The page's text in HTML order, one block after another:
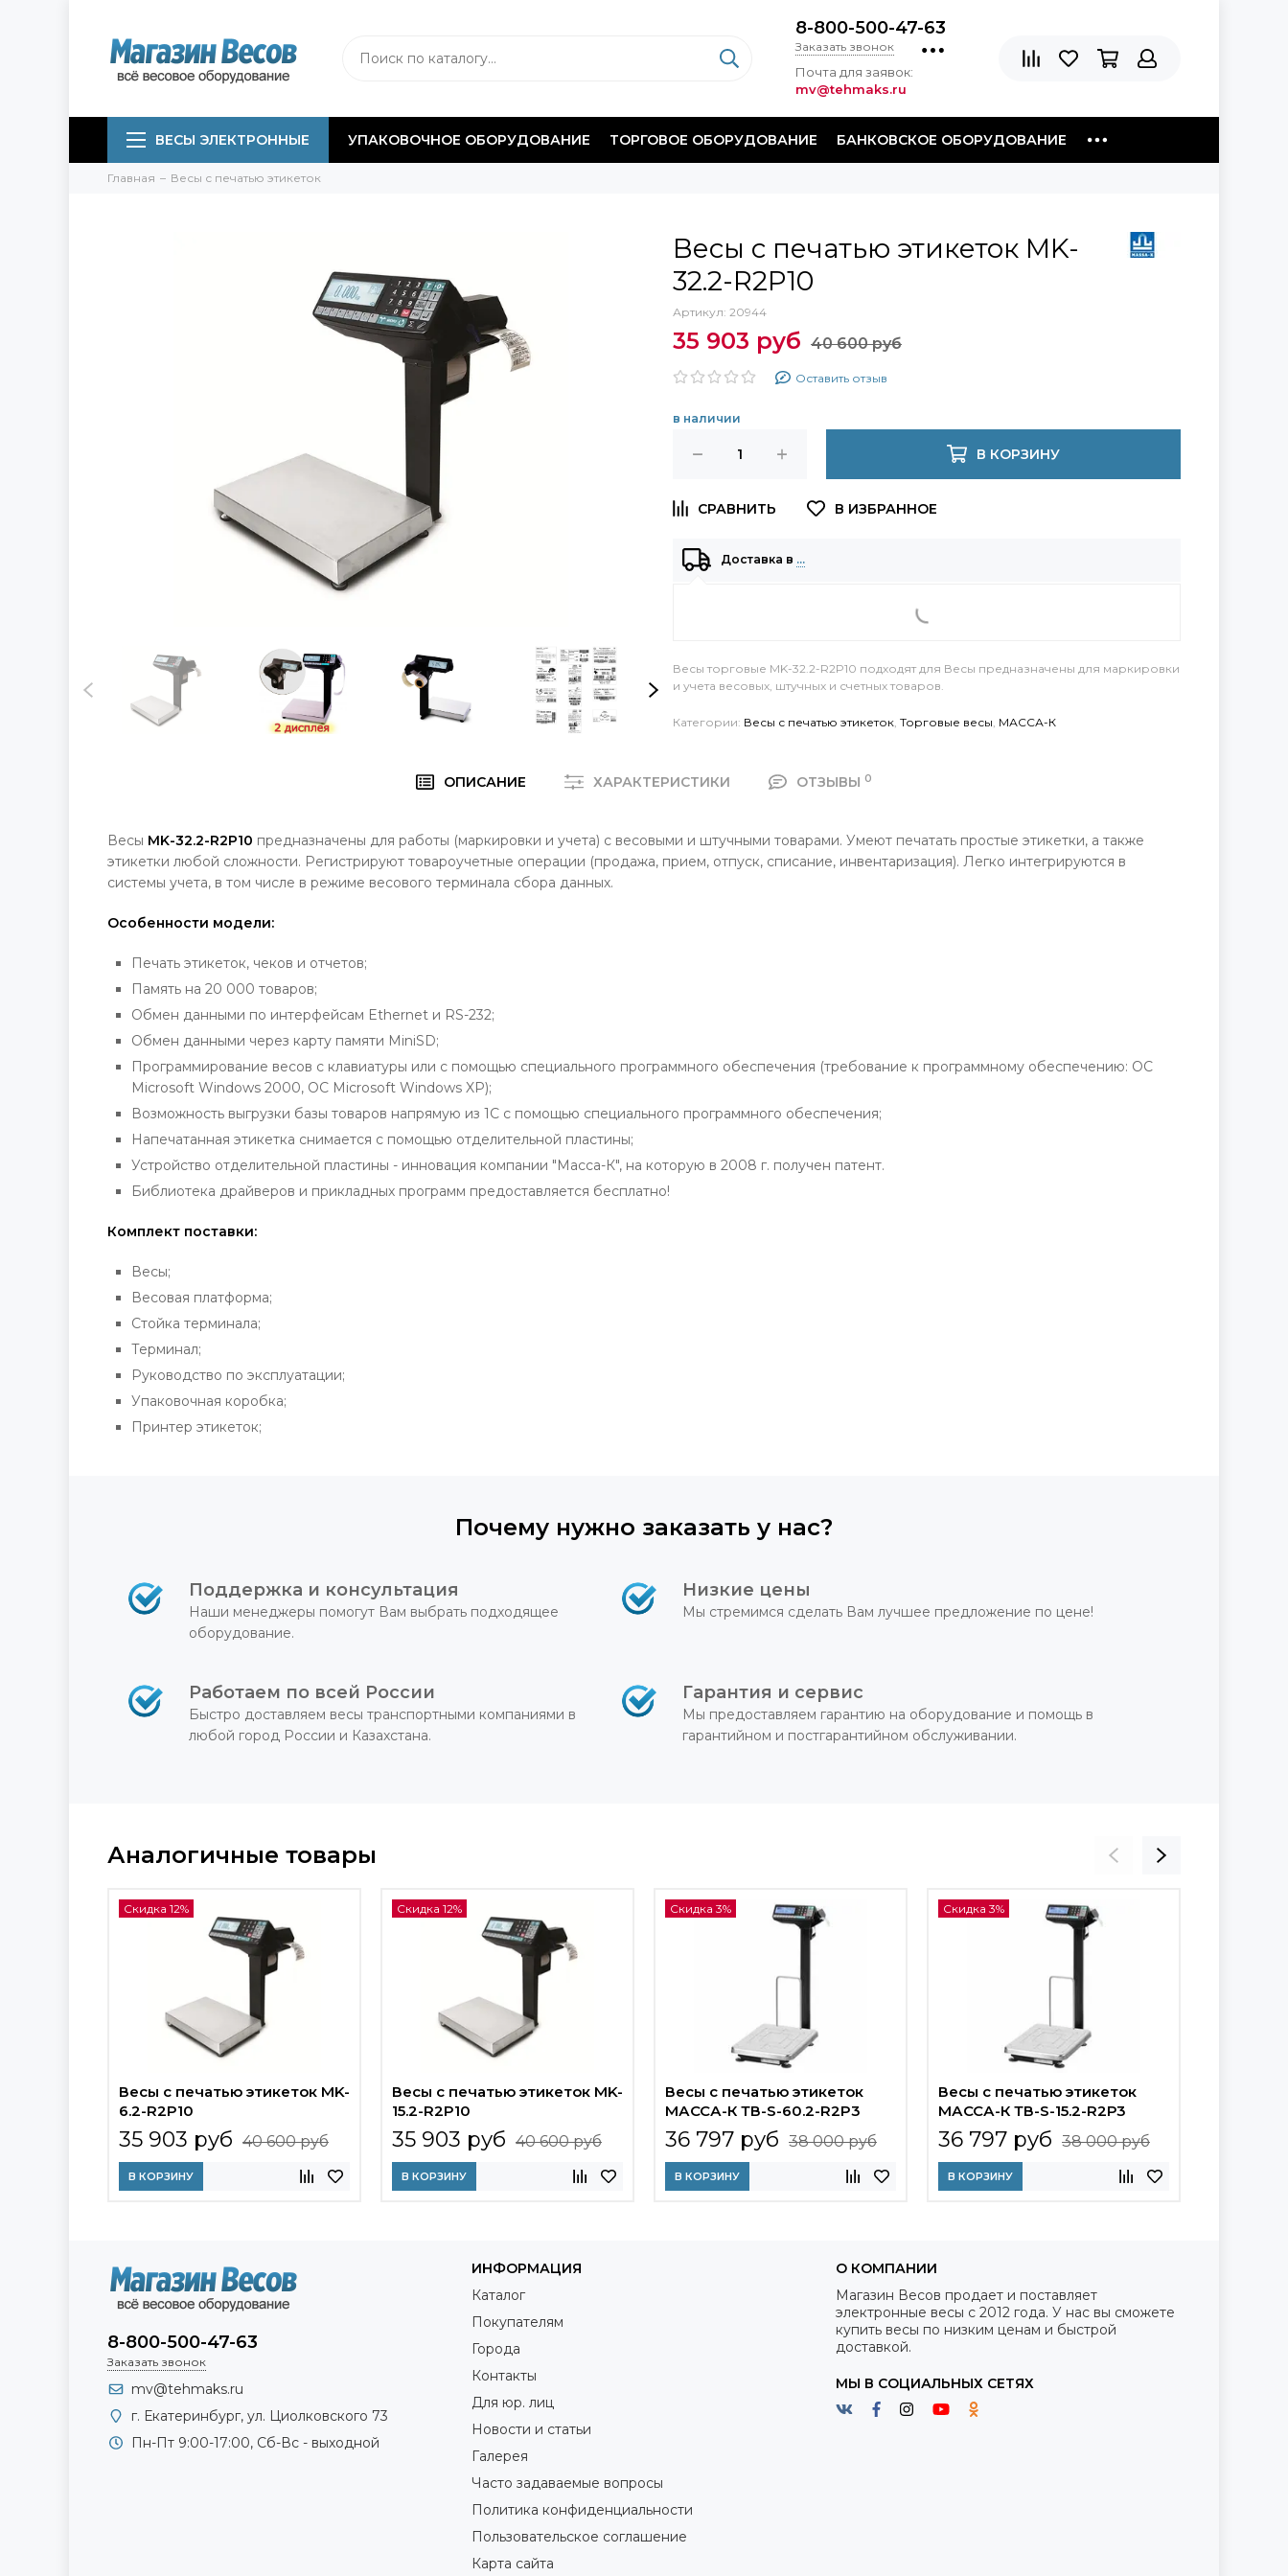
8-800-500-47-63
Заказать звонок
Почта для заявок:
mv@tehmaks.ru
ВЕСЫ ЭЛЕКТРОННЫЕ УПАКОВОЧНОЕ ОБОРУДОВАНИЕ ТОРГОВОЕ ОБОРУДОВАНИЕ БАНКОВСКОЕ ОБОРУДОВАНИЕ
Главная Весы с печатью этикеток
Весы с печатью этикеток MK-
32.2-R2P10
Артикул: 20944
35 903 руб 40 600 руб
Оставить отзыв
в наличии
В КОРЗИНУ
Доставка в …
Весы торговые MK-32.2-R2P10 подходят для Весы предназначены для маркировки
и учета весовых, штучных и счетных товаров
Категории: Весы с печатью этикеток Торговые весы МАССА-К
ОПИСАНИЕ ХАРАКТЕРИСТИКИ ОТЗЫВЫ 0
Весы MK-32.2-R2P10 предназначены для работы (маркировки и учета) с весовыми и штучными товарами. Умеют печатать простые этикетки, а также
этикетки любой сложности. Регистрируют товароучетные операции (продажа, прием, отпуск, списание, инвентаризация). Легко интегрируются в
системы учета, в том числе в режиме весового терминала сбора данных.
Особенности модели:
Печать этикеток, чеков и отчетов;
Память на 20 000 товаров;
Обмен данными по интерфейсам Ethernet и RS-232;
Обмен данными через карту памяти MiniSD;
Программирование весов с клавиатуры или с помощью специального программного обеспечения (требование к программному обеспечению: ОС
Microsoft Windows 2000, OC Microsoft Windows XP);
Возможность выгрузки базы товаров напрямую из 1С с помощью специального программного обеспечения;
Напечатанная этикетка снимается с помощью отделительной пластины;
Устройство отделительной пластины - инновация компании "Масса-К", на которую в 2008 г. получен патент.
Библиотека драйверов и прикладных программ предоставляется бесплатно!
Комплект поставки:
Весы;
Весовая платформа;
Стойка терминала;
Терминал;
Руководство по эксплуатации;
Упаковочная коробка;
Принтер этикеток;
Почему нужно заказать у нас?
Поддержка и консультация
Наши менеджеры помогут Вам выбрать подходящее
оборудование.
Низкие цены
Мы стремимся сделать Вам лучшее предложение по цене!
Работаем по всей России
Быстро доставляем весы транспортными компаниями в
любой город России и Казахстана.
Гарантия и сервис
Мы предоставляем гарантию на оборудование и помощь в
гарантийном и постгарантийном обслуживании.
Аналогичные товары
Скидка 12%
Весы с печатью этикеток MK-
6.2-R2P10
35 903 руб 40 600 руб
В КОРЗИНУ
Скидка 12%
Весы с печатью этикеток MK-
15.2-R2P10
35 903 руб 40 600 руб
В КОРЗИНУ
Скидка 3%
Весы с печатью этикеток
МАССА-К ТВ-S-60.2-R2P3
36 797 руб 38 000 руб
В КОРЗИНУ
Скидка 3%
Весы с печатью этикеток
МАССА-К ТВ-S-15.2-R2Р3
36 797 руб 38 000 руб
В КОРЗИНУ
8-800-500-47-63
Заказать звонок
mv@tehmaks.ru
г. Екатеринбург, ул. Циолковского 73
Пн-Пт 9:00-17:00, Сб-Вс - выходной
ИНФОРМАЦИЯ
Каталог
Покупателям
Города
Контакты
Для юр. лиц
Новости и статьи
Галерея
Часто задаваемые вопросы
Политика конфиденциальности
Пользовательское соглашение
Карта сайта
О КОМПАНИИ
Магазин Весов продает и поставляет
электронные весы с 2012 года. У нас вы сможете
купить весы по низким ценам и быстрой
доставкой.
МЫ В СОЦИАЛЬНЫХ СЕТЯХ